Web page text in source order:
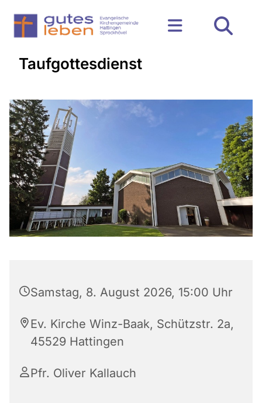
Taufgottesdienst
Samstag, 8. August 2026, 15:00 Uhr
Ev. Kirche Winz-Baak, Schützstr. 2a,
45529 Hattingen
Pfr. Oliver Kallauch